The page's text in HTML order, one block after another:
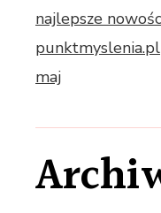
najlepsze
punktmyslenia.pl
maj